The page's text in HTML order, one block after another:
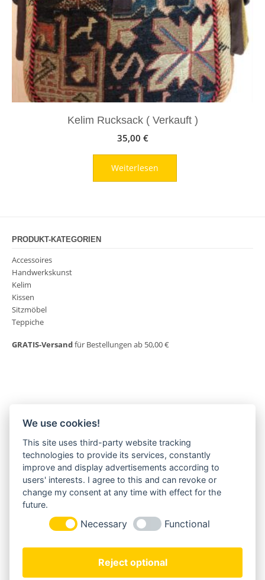
Kelim Rucksack ( Verkauft )
35,00 €
Weiterlesen
PRODUKT-KATEGORIEN
Accessoires
Handwerkskunst
Kelim
Kissen
Sitzmöbel
Teppiche
GRATIS-Versandfür Bestellungen ab 50,00 €
MORGENLAND-BAZAR
Herderstraße 2
22085 Hamburg
+49(0)40 18 033 286
info@morgenland-bazar.de
www.morgenland-bazar.de
FOLGEN SIE UNS:
We use cookies!
This site uses third-party website tracking
technologies to provide its services, constantly
improve and display advertisements according to
users' interests. I agree to this and can revoke or
change my consent at any time with effect for the
future.
Necessary Functional
Reject optional